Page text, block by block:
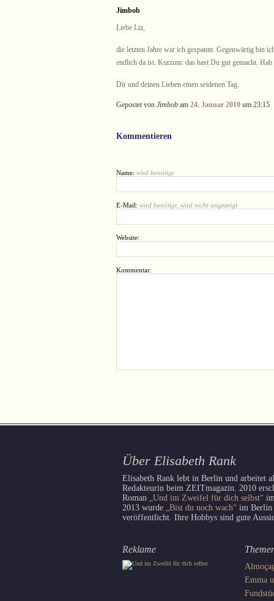
Jimbob
Liebe Liz,
die letzten Jahre war ich gespannt. Gegenwärtig bin
endlich da ist. Kurzum: das hast Du gut gemacht.
Dir und deinen Lieben einen seidenen Tag.
Gepostet von Jimbob am 24. Januar 2010 um 23:15
Kommentieren
Name: wird benötigt
E-Mail: wird benötigt, wird nicht angezeigt
Website:
Kommentar:
Über Elisabeth Rank
Elisabeth Rank lebt in Berlin und arbeitet
Redakteurin beim ZEITmagazin. 2010
Roman
„Und im Zweifel für dich selbst“
2013 wurde
„Bist du noch wach“ im Berlin
veröffentlicht. Ihre Hobbys sind gute
Reklame
Emma